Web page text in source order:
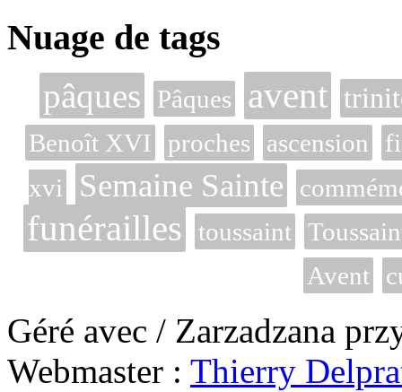
Nuage de tags
pâques Pâques avent
Benoît XVI proches ascension
xvi
Semaine Sainte
funérailles toussaint
Avent
Géré avec / Zarzadzana
Webmaster : Thierry